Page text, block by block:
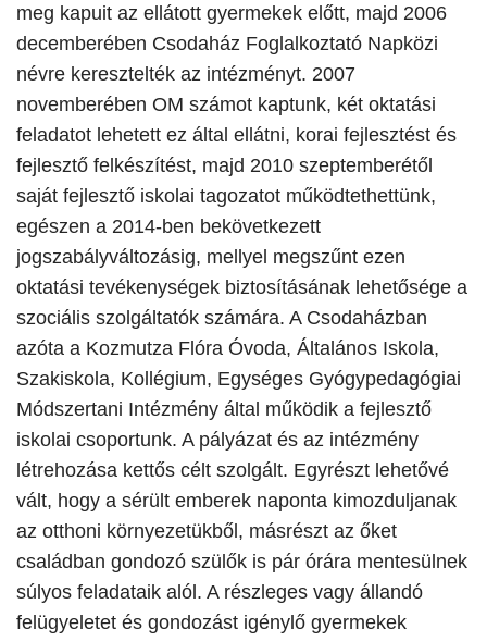
meg kapuit az ellátott gyermekek előtt, majd 2006
decemberében Csodaház Foglalkoztató Napközi
névre keresztelték az intézményt. 2007
novemberében OM számot kaptunk, két oktatási
feladatot lehetett ez által ellátni, korai fejlesztést és
fejlesztő felkészítést, majd 2010 szeptemberétől
saját fejlesztő iskolai tagozatot működtethettünk,
egészen a 2014-ben bekövetkezett
jogszabályváltozásig, mellyel megszűnt ezen
oktatási tevékenységek biztosításának lehetősége a
szociális szolgáltatók számára. A Csodaházban
azóta a Kozmutza Flóra Óvoda, Általános Iskola,
Szakiskola, Kollégium, Egységes Gyógypedagógiai
Módszertani Intézmény által működik a fejlesztő
iskolai csoportunk. A pályázat és az intézmény
létrehozása kettős célt szolgált. Egyrészt lehetővé
vált, hogy a sérült emberek naponta kimozduljanak
az otthoni környezetükből, másrészt az őket
családban gondozó szülők is pár órára mentesülnek
súlyos feladataik alól. A részleges vagy állandó
felügyeletet és gondozást igénylő gyermekek